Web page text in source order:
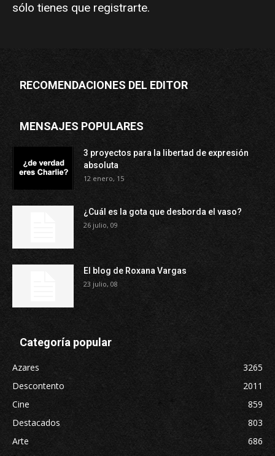
sólo tienes que registrarte.
RECOMENDACIONES DEL EDITOR
MENSAJES POPULARES
3 proyectos para la libertad de expresión
absoluta
12 enero, 15
¿Cuál es la gota que desborda el vaso?
26 julio, 09
El blog de Roxana Vargas
23 julio, 08
Categoría popular
Azares
3265
Descontento
2011
Cine
859
Destacados
803
Arte
686